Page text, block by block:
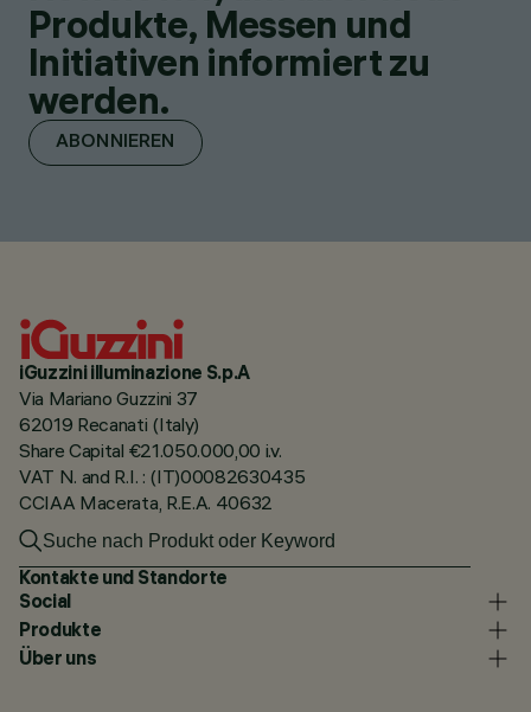
Produkte, Messen und
Initiativen informiert zu
werden.
ABONNIEREN
iGuzzini illuminazione S.p.A
Via Mariano Guzzini 37
62019 Recanati (Italy)
Share Capital €21.050.000,00 i.v.
VAT N. and R.I. : (IT)00082630435
CCIAA Macerata, R.E.A. 40632
Kontakte und Standorte
Social
Produkte
Über uns